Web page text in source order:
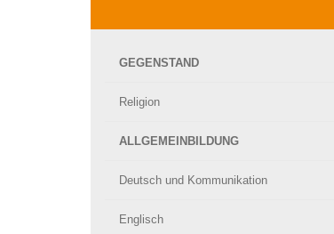
GEGENSTAND
Religion
ALLGEMEINBILDUNG
Deutsch und Kommunikation
Englisch